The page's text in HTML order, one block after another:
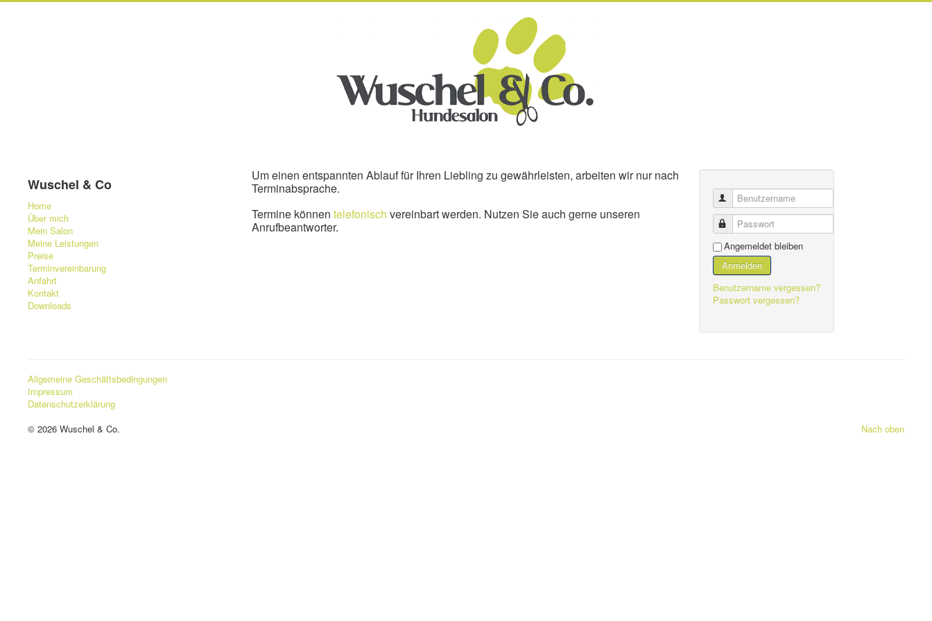
Wuschel & Co
Home
Über mich
Mein Salon
Meine Leistungen
Preise
Terminvereinbarung
Anfahrt
Kontakt
Downloads
Um einen entspannten Ablauf für Ihren Liebling zu gewährleisten, arbeiten wir nur nach
Terminabsprache.
Termine können telefonisch vereinbart werden. Nutzen Sie auch gerne unseren
Anrufbeantworter.
Benutzername
Passwort
Angemeldet bleiben
Anmelden
Benutzername vergessen?
Passwort vergessen?
Allgemeine Geschäftsbedingungen
Impressum
Datenschutzerklärung
Nach oben
© 2026 Wuschel & Co.